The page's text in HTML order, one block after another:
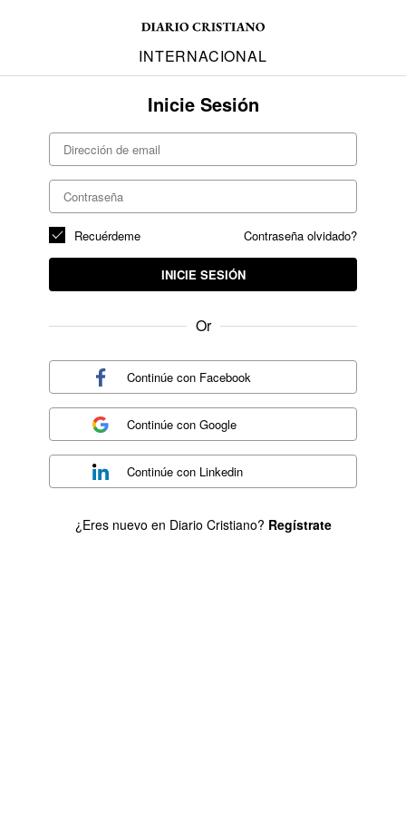
INTERNACIONAL
Inicie Sesión
Contraseña olvidado?
Recuérdeme
INICIE SESIÓN
Or
Continúe con Facebook
Continúe conGoogle
Continúe con Linkedin
¿Eres nuevo en Diario Cristiano? Regístrate